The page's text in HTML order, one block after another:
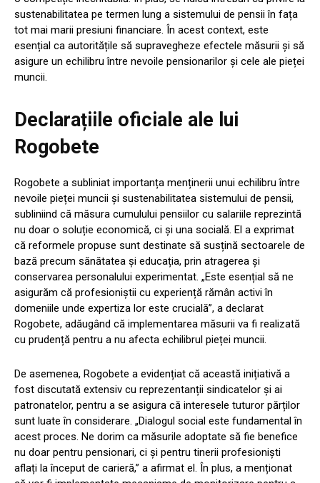
sustenabilitatea pe termen lung a sistemului de pensii în fața
tot mai marii presiuni financiare. În acest context, este
esențial ca autoritățile să supravegheze efectele măsurii și să
asigure un echilibru între nevoile pensionarilor și cele ale pieței
muncii.
Declarațiile oficiale ale lui
Rogobete
Rogobete a subliniat importanța menținerii unui echilibru între
nevoile pieței muncii și sustenabilitatea sistemului de pensii,
subliniind că măsura cumulului pensiilor cu salariile reprezintă
nu doar o soluție economică, ci și una socială. El a exprimat
că reformele propuse sunt destinate să susțină sectoarele de
bază precum sănătatea și educația, prin atragerea și
conservarea personalului experimentat. „Este esențial să ne
asigurăm că profesioniștii cu experiență rămân activi în
domeniile unde expertiza lor este crucială”, a declarat
Rogobete, adăugând că implementarea măsurii va fi realizată
cu prudență pentru a nu afecta echilibrul pieței muncii.
De asemenea, Rogobete a evidențiat că această inițiativă a
fost discutată extensiv cu reprezentanții sindicatelor și ai
patronatelor, pentru a se asigura că interesele tuturor părților
sunt luate în considerare. „Dialogul social este fundamental în
acest proces. Ne dorim ca măsurile adoptate să fie benefice
nu doar pentru pensionari, ci și pentru tinerii profesioniști
aflați la început de carieră,” a afirmat el. În plus, a menționat